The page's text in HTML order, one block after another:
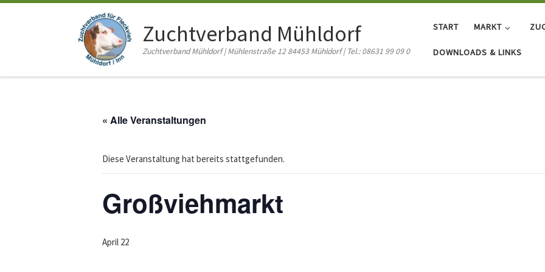
Zum Inhalt springen
Zuchtverband Mühldorf
Zuchtverband Mühldorf | Mühlenstraße 12 84453 Mühldorf | Tel.: 08631 99 09 0
START MARKT
DOWNLOADS & LINKS
« Alle Veranstaltungen
Diese Veranstaltung hat bereits stattgefunden.
Großviehmarkt
April 22